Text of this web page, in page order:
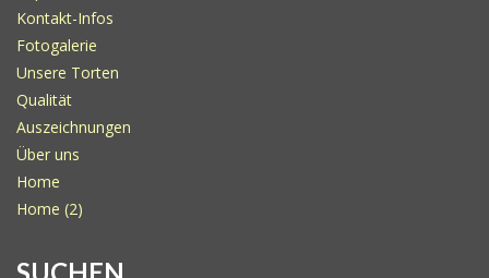
Kontakt-Infos
Fotogalerie
Unsere Torten
Qualität
Auszeichnungen
Über uns
Home
Home (2)